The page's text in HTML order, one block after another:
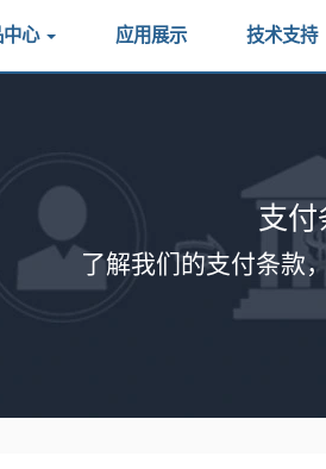
中心 应用展示 技术支持
支付
了解我们的支付条款